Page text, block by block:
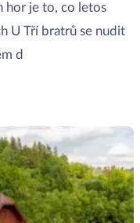
hor je to, co letos
U Tří bratrů se nudit
d